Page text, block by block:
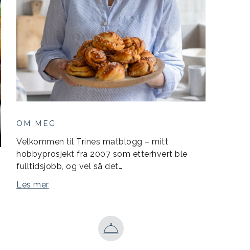
OM MEG
Velkommen til Trines matblogg – mitt
hobbyprosjekt fra 2007 som etterhvert ble
fulltidsjobb, og vel så det…
Les mer